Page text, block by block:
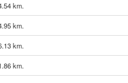
km.
km.
km.
km.